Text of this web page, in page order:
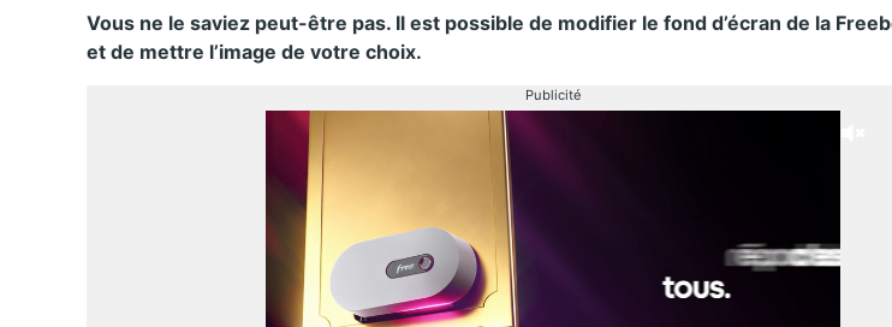
Vous ne le saviez peut-être pas. Il est possible de modifier le fond d’écran de la
et de mettre l’image de votre choix.
Publicité